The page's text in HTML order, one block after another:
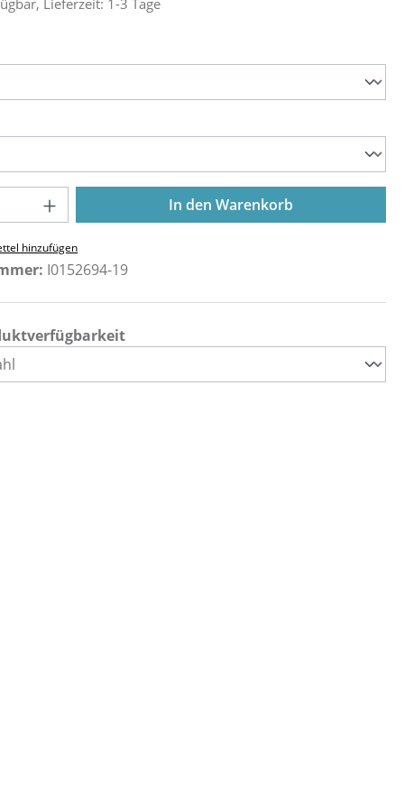
Anzahl: Gib den gewünschten Wert
In den Warenkorb
hinzufügen
I0152694-19